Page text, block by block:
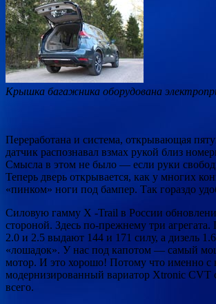
Крышка багажника оборудована
Переработана и система, открывающая
датчик распознавал взмах рукой близ
Смысла в этом не было — если руки
Теперь дверь открывается, как у многих
«пинком» ноги под бампер. Так гораздо
Силовую гамму X -Trail в России
стороной. Здесь по-прежнему три
2.0 и 2.5 выдают 144 и 171 силу, а дизель
«лошадок». У нас под капотом — самый
мотор. И это хорошо! Потому что именно с
модернизированный вариатор Xtronic CVT
всего.